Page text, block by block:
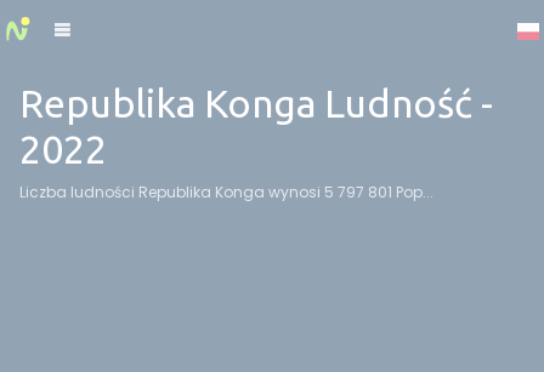
Republika Konga Ludność -
2022
Liczba ludności Republika Konga wynosi 5 797 801 Pop...